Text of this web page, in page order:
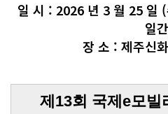
일 시 : 2026 년 3 월 25 일
일간
장 소 : 제주신
제13회 국제e모